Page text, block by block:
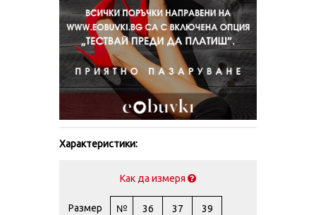
Характеристики:
Как да измеря
Размер № 36 37 39